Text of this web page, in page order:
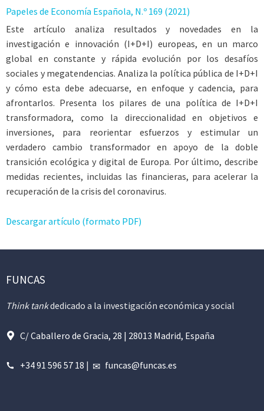
Papeles de Economía Española, N.º 169 (2021)
Este artículo analiza resultados y noveda­des en la
investigación e innovación (I+D+I) europeas, en un marco
global en constante y rápida evolución por los desafíos
sociales y megatendencias. Analiza la política pública de I+D+I
y cómo esta debe adecuarse, en enfoque y cadencia, para
afrontarlos. Presenta los pilares de una política de I+D+I
transfor­madora, como la direccionalidad en objetivos e
inversiones, para reorientar esfuerzos y esti­mular un
verdadero cambio transformador en apoyo de la doble
transición ecológica y digi­tal de Europa. Por último, describe
medidas recientes, incluidas las financieras, para acele­rar la
recuperación de la crisis del coronavirus.
Descargar artículo (formato PDF)
FUNCAS
Think tankdedicado a la investigación económica y social
C/ Caballero de Gracia, 28 | 28013 Madrid, España
+34 91 596 57 18 | funcas@funcas.es